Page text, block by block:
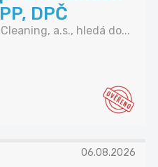
DPČ
a.s., hledá do...
06.08.2026